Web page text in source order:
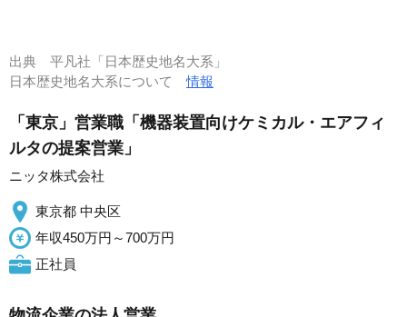
出典 平凡社「日本歴史地名大系」
日本歴史地名大系について情報
「東京」営業職「機器装置向けケミカル・エアフィ
ルタの提案営業」
ニッタ株式会社
東京都 中央区
年収450万円～700万円
正社員